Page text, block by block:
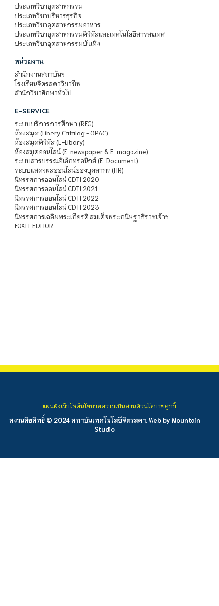
ประเภทวิชาอุตสาหกรรม
ประเภทวิชาบริหารธุรกิจ
ประเภทวิชาอุตสาหกรรมอาหาร
ประเภทวิชาอุตสาหกรรมดิจิทัลและเทคโนโลยีสารสนเทศ
ประเภทวิชาอุตสาหกรรมบันเทิง
หน่วยงาน
สำนักงานสถาบันฯ
โรงเรียนจิตรลดาวิชาชีพ
สำนักวิชาศึกษาทั่วไป
E-SERVICE
ระบบบริการการศึกษา (REG)
ห้องสมุด (Libery Catalog - OPAC)
ห้องสมุดดิจิทัล (E-Libary)
ห้องสมุดออนไลน์ (E-newspaper & E-magazine)
ระบบสารบรรณอิเล็กทรอนิกส์ (E-Document)
ระบบแสดงผลออนไลน์ของบุคลากร (HR)
นิทรรศการออนไลน์ CDTI 2020
นิทรรศการออนไลน์ CDTI 2021
นิทรรศการออนไลน์ CDTI 2022
นิทรรศการออนไลน์ CDTI 2023
นิทรรศการเฉลิมพระเกียรติ สมเด็จพระกนิษฐาธิราชเจ้าฯ
FOXIT EDITOR
สงวนลิขสิทธิ์ © 2024 สถาบันเทคโนโลยีจิตรลดา. Web by Mountain
Studio
แผนผังเว็บไซต์นโยบายความเป็นส่วนตัวนโยบายคุกกี้